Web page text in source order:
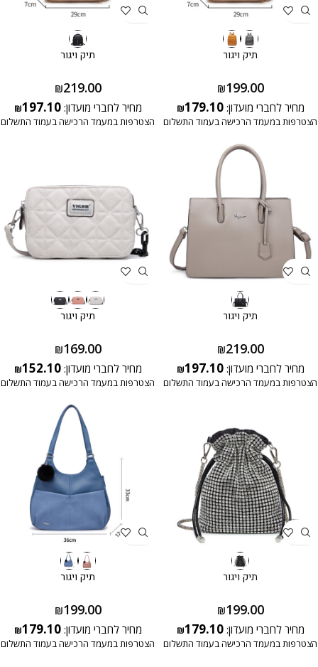
תיק ויגור
₪199.00
מחיר לחברי מועדון: ₪179.10
הצטרפות במעמד הרכישה בעמוד התשלום
תיק ויגור
₪219.00
מחיר לחברי מועדון: ₪197.10
הצטרפות במעמד הרכישה בעמוד התשלום
תיק ויגור
₪219.00
מחיר לחברי מועדון: ₪197.10
הצטרפות במעמד הרכישה בעמוד התשלום
תיק ויגור
₪169.00
מחיר לחברי מועדון: ₪152.10
הצטרפות במעמד הרכישה בעמוד התשלום
תיק ויגור
₪199.00
מחיר לחברי מועדון: ₪179.10
הצטרפות במעמד הרכישה בעמוד התשלום
תיק ויגור
₪199.00
מחיר לחברי מועדון: ₪179.10
הצטרפות במעמד הרכישה בעמוד התשלום